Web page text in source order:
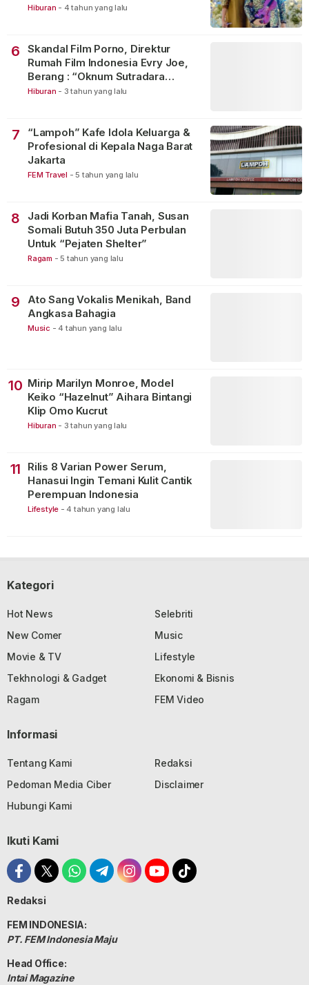
Hiburan - 4 tahun yang lalu
6
Skandal Film Porno, Direktur
Rumah Film Indonesia Evry Joe,
Berang : “Oknum Sutradara
Merusak Perfilman Indonesia”!
Hiburan - 3 tahun yang lalu
7
“Lampoh” Kafe Idola Keluarga &
Profesional di Kepala Naga Barat
Jakarta
FEM Travel - 5 tahun yang lalu
8
Jadi Korban Mafia Tanah, Susan
Somali Butuh 350 Juta Perbulan
Untuk “Pejaten Shelter”
Ragam - 5 tahun yang lalu
9
Ato Sang Vokalis Menikah, Band
Angkasa Bahagia
Music - 4 tahun yang lalu
10 Mirip Marilyn Monroe, Model
Keiko “Hazelnut” Aihara Bintangi
Klip Omo Kucrut
Hiburan - 3 tahun yang lalu
11
Rilis 8 Varian Power Serum,
Hanasui Ingin Temani Kulit Cantik
Perempuan Indonesia
Lifestyle - 4 tahun yang lalu
Kategori
Hot News
Selebriti
New Comer
Music
Movie & TV
Lifestyle
Tekhnologi & Gadget
Ekonomi & Bisnis
Ragam
FEM Video
Informasi
Tentang Kami
Redaksi
Pedoman Media Ciber
Disclaimer
Hubungi Kami
Ikuti Kami
Redaksi
FEM INDONESIA:
PT. FEM Indonesia Maju
Head Office:
Intai Magazine